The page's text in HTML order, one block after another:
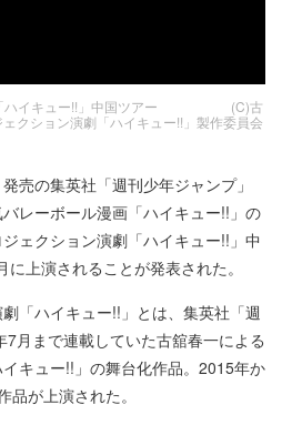
劇「ハイキュー!!」中国ツアー (C)古
クション演劇「ハイキュー!!」製作委員会
売の集英社「週刊少年ジャンプ」
レーボール漫画「ハイキュー!!」の
ェクション演劇「ハイキュー!!」中
上演されることが発表された。
「ハイキュー!!」とは、集英社「週
月まで連載していた古舘春一による
キュー!!」の舞台化作品。2015年か
が上演された。